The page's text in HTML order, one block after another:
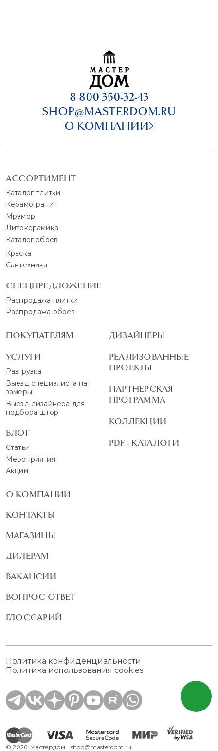
8 800 350-32-43
SHOP@MASTERDOM.RU
О КОМПАНИИ
АССОРТИМЕНТ
Каталог плитки
Керамогранит
Мрамор
Литокерамика
Каталог обоев
Краска
Сантехника
СПЕЦПРЕДЛОЖЕНИЕ
Распродажа плитки
Распродажа обоев
ПОКУПАТЕЛЯМ
УСЛУГИ
Разгрузка
Выезд специалиста на
замеры
Выезд дизайнера для
подбора штор
БЛОГ
Статьи
Мероприятия
Акции
ДИЗАЙНЕРЫ
РЕАЛИЗОВАННЫЕ
ПРОЕКТЫ
ПАРТНЕРСКАЯ
ПРОГРАММА
КОЛЛЕКЦИИ
PDF - КАТАЛОГИ
О КОМПАНИИ
КОНТАКТЫ
МАГАЗИНЫ
ДИЛЕРАМ
ВАКАНСИИ
ВОПРОС ОТВЕТ
ГЛОССАРИЙ
Политика конфиденциальности
Политика использования cookies
© 2026, Мастердом shop@masterdom.ru